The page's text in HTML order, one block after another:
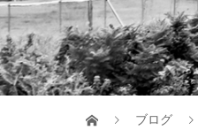
ブログ